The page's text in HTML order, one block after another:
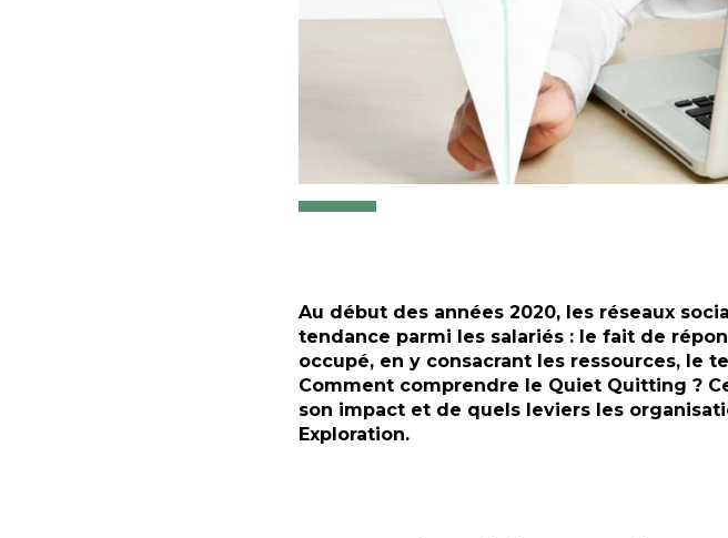
Au début des années 2020, les réseaux
tendance parmi les salariés : le fait de
occupé, en y consacrant les ressources, le
Comment comprendre le Quiet Quitting ?
son impact et de quels leviers les
Exploration.